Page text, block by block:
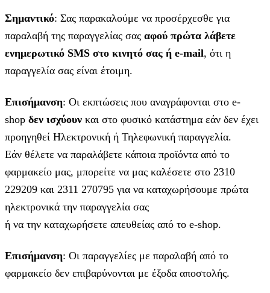
Σημαντικό: Σας παρακαλούμε να προσέρχεσθε για
παραλαβή της παραγγελίας σας αφού πρώτα λάβετε
ενημερωτικό SMS στο κινητό σας ή e-mail, ότι η
παραγγελία σας είναι έτοιμη.
Επισήμανση: Οι εκπτώσεις που αναγράφονται στο e-
shop δεν ισχύουν και στο φυσικό κατάστημα εάν δεν έχει
προηγηθεί Ηλεκτρονική ή Τηλεφωνική παραγγελία.
Εάν θέλετε να παραλάβετε κάποια προϊόντα από το
φαρμακείο μας, μπορείτε να μας καλέσετε στο 2310
229209 και 2311 270795 για να καταχωρήσουμε πρώτα
ηλεκτρονικά την παραγγελία σας
ή να την καταχωρήσετε απευθείας από το e-shop.
Επισήμανση: Οι παραγγελίες με παραλαβή από το
φαρμακείο δεν επιβαρύνονται με έξοδα αποστολής.